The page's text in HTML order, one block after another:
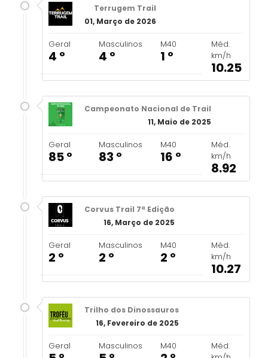
Terrugem Trail
01, Março de 2026
Geral
4 º
Masculinos
4 º
M40
1 º
Méd.
km/h
10.25
Campeonato Nacional de Trail
11, Maio de 2025
Geral
85 º
Masculinos
83 º
M40
16 º
Méd.
km/h
8.92
Corvus Trail 7ª Edição
16, Março de 2025
Geral
2 º
Masculinos
2 º
M40
2 º
Méd.
km/h
10.27
Trilho dos Dinossauros
16, Fevereiro de 2025
Geral Masculinos M40
Méd.